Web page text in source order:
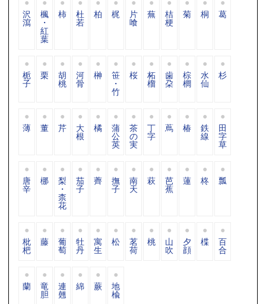
沢
瀉
楓
・
紅
葉
柿 杜
若
柏 梶 片
喰
蕪 桔
梗
菊 桐 葛
栀
子
栗 胡
桃
河
骨
榊 笹
・
竹
桜 柘
榴
歯
朶
棕
櫚
水
仙
杉
薄 董 芹 大
根
橘 蒲
公
英
茶
の
実
丁
字
蔦 椿 鉄
線
田
字
草
唐
辛
梛 梨
・
柰
花
茄
子
薺 撫
子
南
天
萩 芭
蕉
蓮 柊 瓢
枇
杷
藤 葡
萄
牡
丹
寓
生
松 茗
荷
桃 山
吹
夕
顔
楪 百
合
蘭 竜
胆
連
翹
綿 蕨 地
楡